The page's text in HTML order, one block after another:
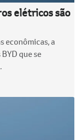
elétricos são
econômicas, a
que se